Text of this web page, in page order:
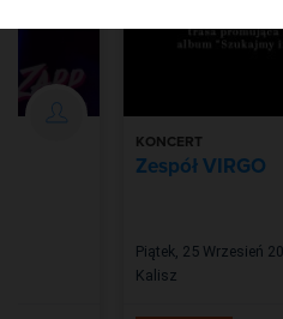
KONCERT
Zespół VIRGO
Piątek, 25 Wrzesień
Kalisz